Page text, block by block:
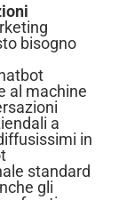
bisogno
al machine
a
in
standard
gli